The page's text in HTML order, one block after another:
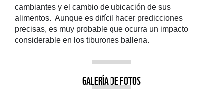
cambiantes y el cambio de ubicación de sus
alimentos. Aunque es difícil hacer predicciones
precisas, es muy probable que ocurra un impacto
considerable en los tiburones ballena.
GALERÍA DE FOTOS